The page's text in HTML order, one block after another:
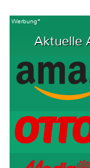
Werbung*
Aktuelle